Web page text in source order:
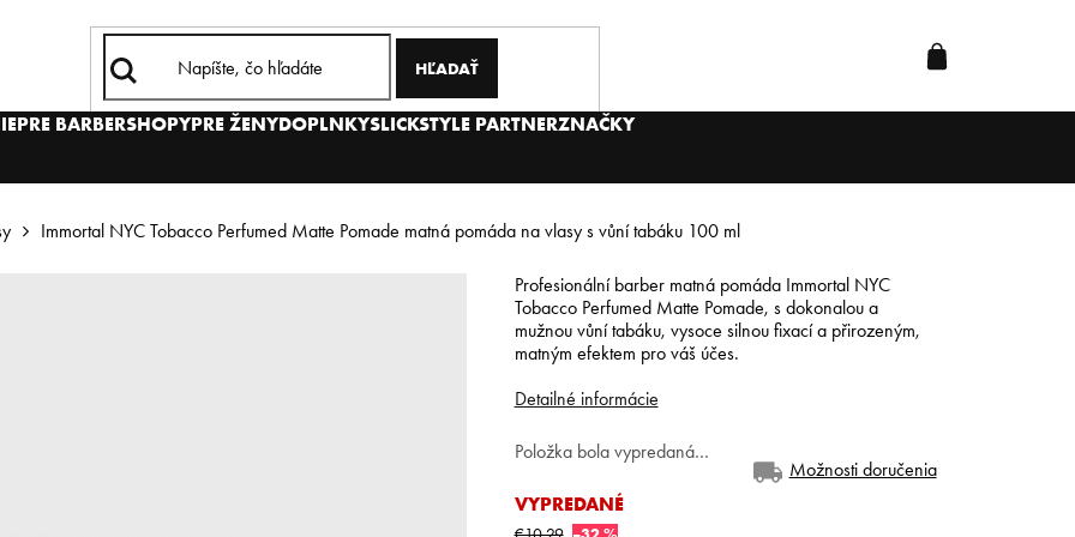
HĽADAŤ
PRE BARBERSHOPYPRE ŽENYDOPLNKYSLICKSTYLE PARTNERZNAČKY
Immortal NYC Tobacco Perfumed Matte Pomade matná pomáda na vlasy s vůní tabáku 100 ml
VYPREDANÉ
Možnosti doručenia
Položka bola vypredaná…
Profesionální barber matná pomáda Immortal NYC
Tobacco Perfumed Matte Pomade, s dokonalou a
mužnou vůní tabáku, vysoce silnou fixací a přirozeným,
matným efektem pro váš účes.
Detailné informácie